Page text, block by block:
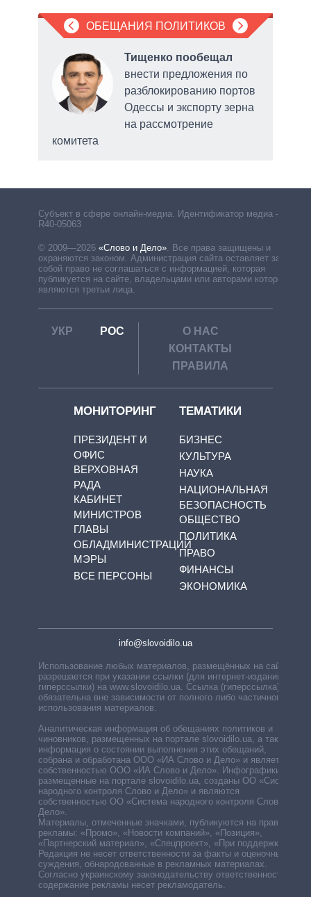
ОБЕЩАНИЯ ПОЛИТИКОВ
Тищенко пообещал
внести предложения по
разблокированию портов
Одессы и экспорту зерна
на рассмотрение
комитета
Субъект в сфере онлайн-медиа. Идентификатор медиа –
R40-05063
© 2009—2026 «Слово и Дело». Все права защищены и
охраняются законом. Администрация сайта оставляет за
собой право не соглашаться с информацией, которая
публикуется на сайте, владельцами или авторами которой
являются третьи лица.
УКР РОС
О НАС
КОНТАКТЫ
ПРАВИЛА
МОНИТОРИНГ
ПРЕЗИДЕНТ И
ОФИС
ВЕРХОВНАЯ
РАДА
КАБИНЕТ
МИНИСТРОВ
ГЛАВЫ
ОБЛАДМИНИСТРАЦИЙ
МЭРЫ
ВСЕ ПЕРСОНЫ
ТЕМАТИКИ
БИЗНЕС
КУЛЬТУРА
НАУКА
НАЦИОНАЛЬНАЯ
БЕЗОПАСНОСТЬ
ОБЩЕСТВО
ПОЛИТИКА
ПРАВО
ФИНАНСЫ
ЭКОНОМИКА
info@slovoidilo.ua
Использование любых материалов, размещённых на сайте,
разрешается при указании ссылки (для интернет-изданий —
гиперссылки) на www.slovoidilo.ua. Ссылка (гиперссылка)
обязательна вне зависимости от полного либо частичного
использования материалов.
Аналитическая информация об обещаниях политиков и
чиновников, размещенных на портале slovoidilo.ua, а также
информация о состоянии выполнения этих обещаний,
собрана и обработана ООО «ИА Слово и Дело» и является
собственностью ООО «ИА Слово и Дело». Инфографики,
размещенные на портале slovoidilo.ua, созданы ОО «Система
народного контроля Слово и Дело» и являются
собственностью ОО «Система народного контроля Слово и
Дело».
Материалы, отмеченные значками, публикуются на правах
рекламы: «Промо», «Новости компаний», «Позиция»,
«Партнерский материал», «Спецпроект», «При поддержке».
Редакция не несет ответственности за факты и оценочные
суждения, обнародованные в рекламных материалах.
Согласно украинскому законодательству ответственность за
содержание рекламы несет рекламодатель.